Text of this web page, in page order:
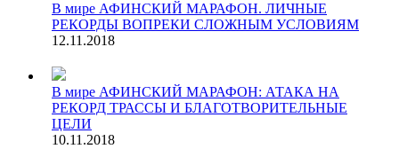
В мире АФИНСКИЙ МАРАФОН. ЛИЧНЫЕ
РЕКОРДЫ ВОПРЕКИ СЛОЖНЫМ УСЛОВИЯМ
12.11.2018
В мире АФИНСКИЙ МАРАФОН: АТАКА НА
РЕКОРД ТРАССЫ И БЛАГОТВОРИТЕЛЬНЫЕ
ЦЕЛИ
10.11.2018